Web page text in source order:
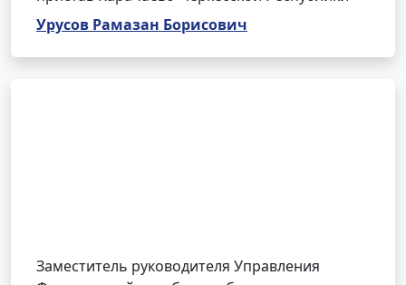
Урусов Рамазан Борисович
Заместитель руководителя Управления